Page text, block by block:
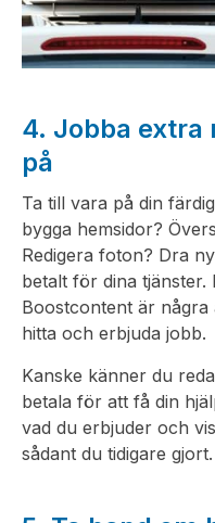
4. Jobba extra
på
Ta till vara på din
bygga hemsidor?
Redigera foton? Dra
betalt för dina
Boostcontent är
hitta och erbjuda jobb.
Kanske känner du
betala för att få din
vad du erbjuder och
sådant du tidigare gjort.